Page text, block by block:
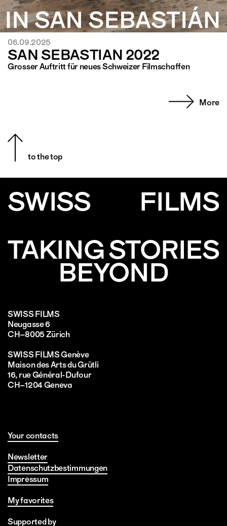
06.09.2025
SAN SEBASTIAN 2022
Grosser Auftritt für neues Schweizer Filmschaffen
More
to the top
SWISS
FILMS
TAKING STORIES
BEYOND
SWISS FILMS
Neugasse 6
CH–8005 Zürich
SWISS FILMS Genève
Maison des Arts du Grütli
16, rue Général-Dufour
CH–1204 Geneva
Your contacts
Newsletter
Datenschutzbestimmungen
Impressum
My favorites
Supported by